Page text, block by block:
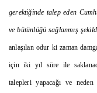
gerektiğinde talep eden
ve bütünlüğü sağlanmış
anlaşılan odur ki zaman
için iki yıl süre ile
talepleri yapacağı ve